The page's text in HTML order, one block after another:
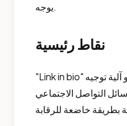
يوجه.
نقاط رئيسية
"Link in bio" ليس منصة مستقلة، بل هو آلية توجيه
التواصل الاجتماعي